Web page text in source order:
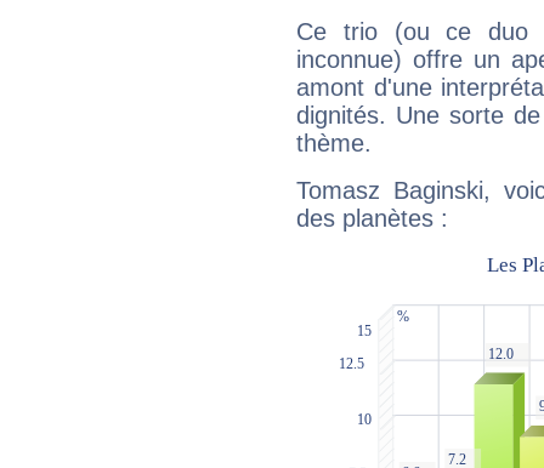
Ce trio (ou ce duo
inconnue) offre un
amont d'une
dignités. Une sorte
thème.
Tomasz Baginski,
des planètes :